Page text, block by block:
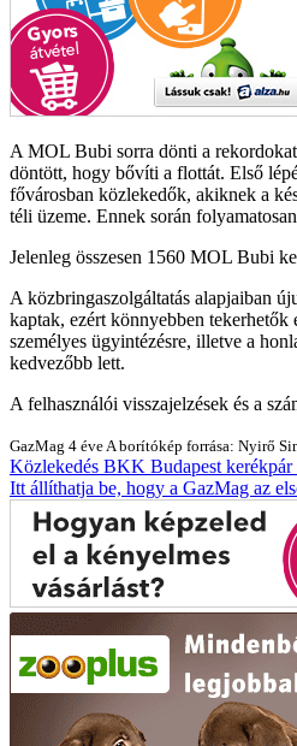
A MOL Bubi sorra dönti a rekordokat
döntött, hogy bővíti a flottát. Első
fővárosban közlekedők, akiknek a
téli üzeme. Ennek során
Jelenleg összesen 1560 MOL Bubi
A közbringaszolgáltatás alapjaiban
kaptak, ezért könnyebben
személyes ügyintézésre, illetve a
kedvezőbb lett.
A felhasználói visszajelzések és a
GazMag 4 éve A borítókép forrása: Nyirő
Közlekedés BKK Budapest kerékpár
Itt állíthatja be, hogy a GazMag az